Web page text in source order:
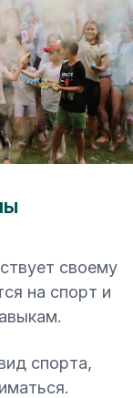
своему
на спорт и
спорта,